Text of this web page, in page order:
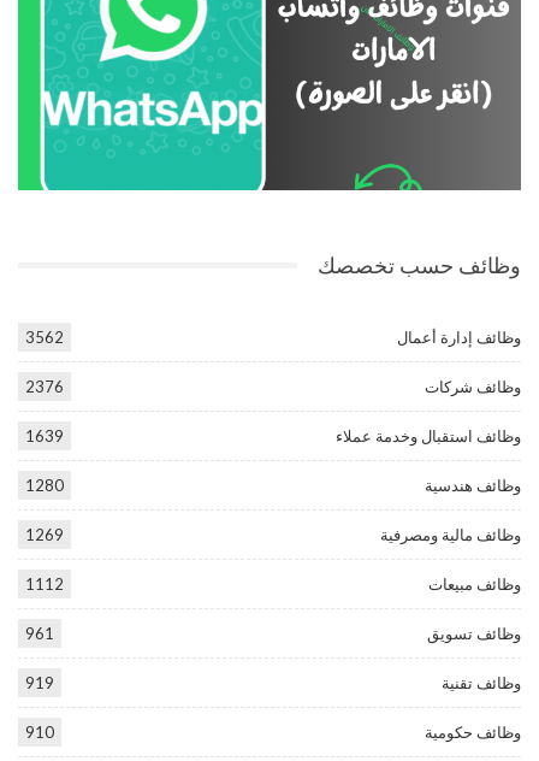
وظائف حسب تخصصك
وظائف إدارة أعمال 3562
وظائف شركات 2376
وظائف استقبال وخدمة عملاء 1639
وظائف هندسية 1280
وظائف مالية ومصرفية 1269
وظائف مبيعات 1112
وظائف تسويق 961
وظائف تقنية 919
وظائف حكومية 910